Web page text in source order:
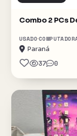
Combo 2 PCs
USADO
Paraná
37 0